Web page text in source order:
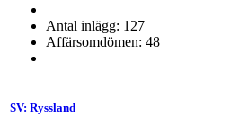
Antal inlägg: 127
Affärsomdömen: 48
SV: Ryssland